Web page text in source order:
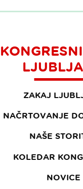
ZAKAJ
NAČRTOVANJE
NAŠE
KOLEDAR
NOVICE